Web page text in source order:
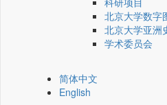
北京大学数字
北京大学亚洲
学术委员会
简体中文
English